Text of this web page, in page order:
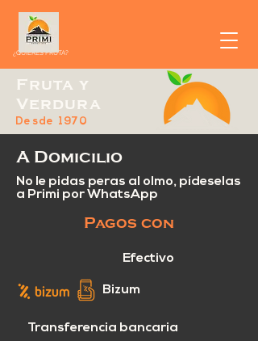
¿QUIERES FRUTA?
Fruta y
Verdura
Desde 1970
A Domicilio
No le pidas peras al olmo, pídeselas
a Primi por WhatsApp
Pagos con
Efectivo
Bizum
Transferencia bancaria